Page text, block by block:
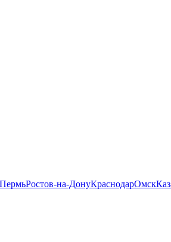
ПермьРостов-на-ДонуКраснодарОмск